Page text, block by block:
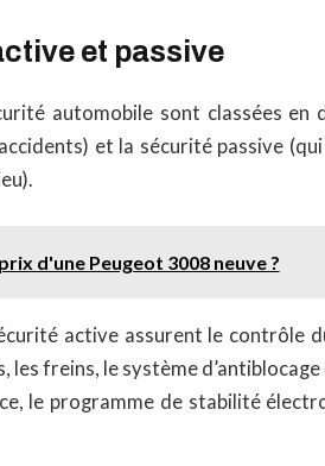
et passive
automobile sont classées
et la sécurité passive
d'une Peugeot 3008 neuve ?
active assurent le contrôle
les freins, le système
le programme de stabilité